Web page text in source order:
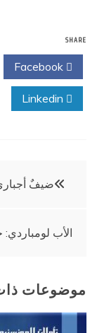
SHARE
تصفّح
المقالات
ضيفٌ
الأب لومباردي:
موضوعات